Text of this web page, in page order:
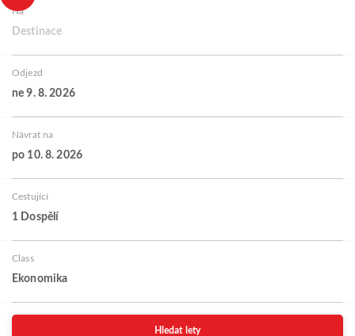
Na
Destinace
Odjezd
ne 9. 8. 2026
Návrat na
po 10. 8. 2026
Cestující
1 Dospělí
Class
Ekonomika
Hledat lety